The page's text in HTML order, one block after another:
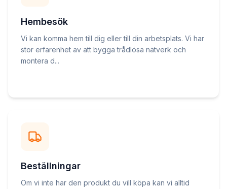
Hembesök
Vi kan komma hem till dig eller till din arbetsplats. Vi har
stor erfarenhet av att bygga trådlösa nätverk och
montera d...
Beställningar
Om vi inte har den produkt du vill köpa kan vi alltid